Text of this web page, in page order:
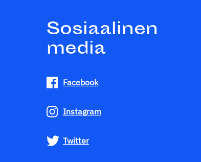
Sosiaalinen
media
Facebook
Instagram
Twitter